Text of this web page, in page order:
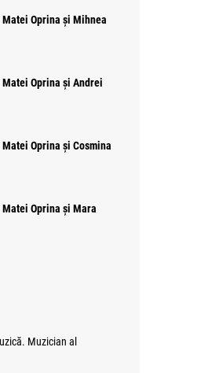
Matei Oprina și Mihnea
Matei Oprina și Andrei
Oprina și Cosmina
Matei Oprina și Mara
Muzician al